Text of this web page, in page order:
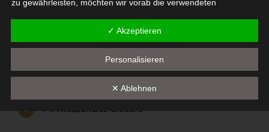
Mit in meinem Paket war
2 x Haarspray Classic
1 x Schaumfestiger Classic
1 x Hitzschutz Classic
zu gewährleisten, möchten wir vorab die verwendeten
Wir verwenden in dieser Datenschutzerklärung unter anderem
die folgenden Begriffe:
a) personenbezogene Daten
Personenbezogene Daten sind alle Informationen, die
✓ Akzeptieren
Personalisieren
✕ Ablehnen